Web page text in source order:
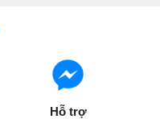
Hỗ trợ